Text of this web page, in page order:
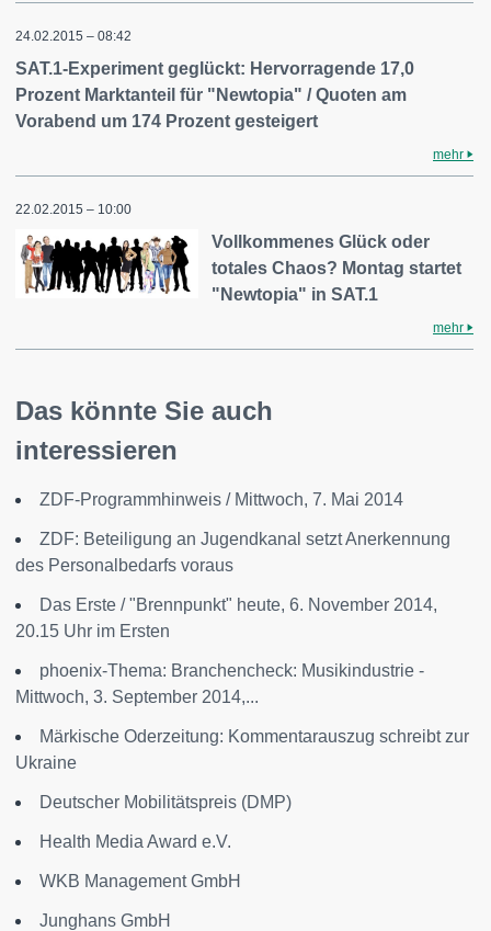
24.02.2015 – 08:42
SAT.1-Experiment geglückt: Hervorragende 17,0
Prozent Marktanteil für "Newtopia" / Quoten am
Vorabend um 174 Prozent gesteigert
mehr
22.02.2015 – 10:00
Vollkommenes Glück oder
totales Chaos? Montag startet
"Newtopia" in SAT.1
mehr
Das könnte Sie auch
interessieren
ZDF-Programmhinweis / Mittwoch, 7. Mai 2014
ZDF: Beteiligung an Jugendkanal setzt Anerkennung
des Personalbedarfs voraus
Das Erste / "Brennpunkt" heute, 6. November 2014,
20.15 Uhr im Ersten
phoenix-Thema: Branchencheck: Musikindustrie -
Mittwoch, 3. September 2014,...
Märkische Oderzeitung: Kommentarauszug schreibt zur
Ukraine
Deutscher Mobilitätspreis (DMP)
Health Media Award e.V.
WKB Management GmbH
Junghans GmbH